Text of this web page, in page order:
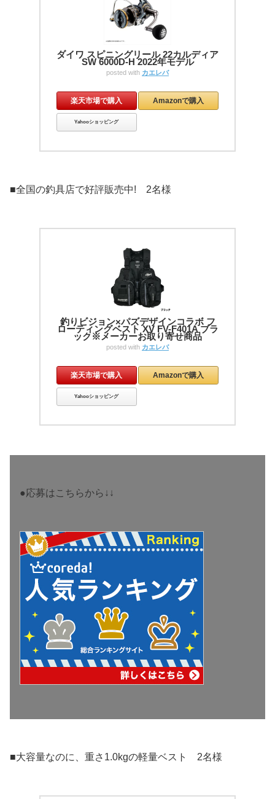
ダイワ スピニングリール 22カルディア
SW 6000D-H 2022年モデル
posted with カエレバ
楽天市場で購入 Amazonで購入
Yahooショッピング
■全国の釣具店で好評販売中! 2名様
釣りビジョン×パズデザインコラボ フ
ローティングベスト XV FV-F401A ブラ
ック※メーカーお取り寄せ商品
posted with カエレバ
楽天市場で購入 Amazonで購入
Yahooショッピング
●応募はこちらから↓↓
■大容量なのに、重さ1.0kgの軽量ベスト 2名様